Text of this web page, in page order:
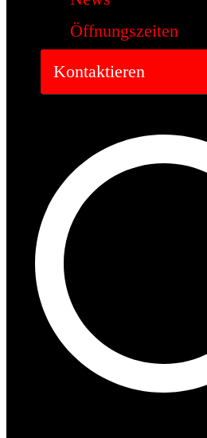
Öffnungszeiten
Kontaktieren